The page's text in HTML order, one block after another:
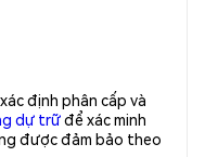
định phân cấp và
dự trữđể xác minh
được đảm bảo theo